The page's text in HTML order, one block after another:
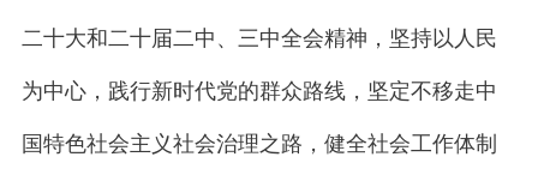
二十大和二十届二中、三中全会精神，坚持以人民
为中心，践行新时代党的群众路线，坚定不移走中
国特色社会主义社会治理之路，健全社会工作体制